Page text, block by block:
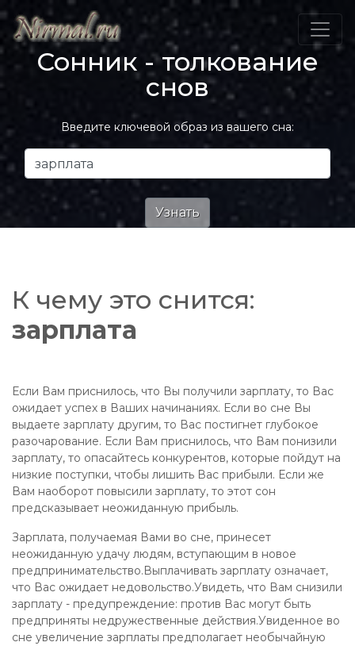
Сонник - толкование
снов
Введите ключевой образ из вашего сна:
К чему это снится:
зарплата
Если Вам приснилось, что Вы получили зарплату, то Вас
ожидает успех в Ваших начинаниях. Если во сне Вы
выдаете зарплату другим, то Вас постигнет глубокое
разочарование. Если Вам приснилось, что Вам понизили
зарплату, то опасайтесь конкурентов, которые пойдут на
низкие поступки, чтобы лишить Вас прибыли. Если же
Вам наоборот повысили зарплату, то этот сон
предсказывает неожиданную прибыль.
Зарплата, получаемая Вами во сне, принесет
неожиданную удачу людям, вступающим в новое
предпринимательство.Выплачивать зарплату означает,
что Вас ожидает недовольство.Увидеть, что Вам снизили
зарплату - предупреждение: против Вас могут быть
предприняты недружественные действия.Увиденное во
сне увеличение зарплаты предполагает необычайную